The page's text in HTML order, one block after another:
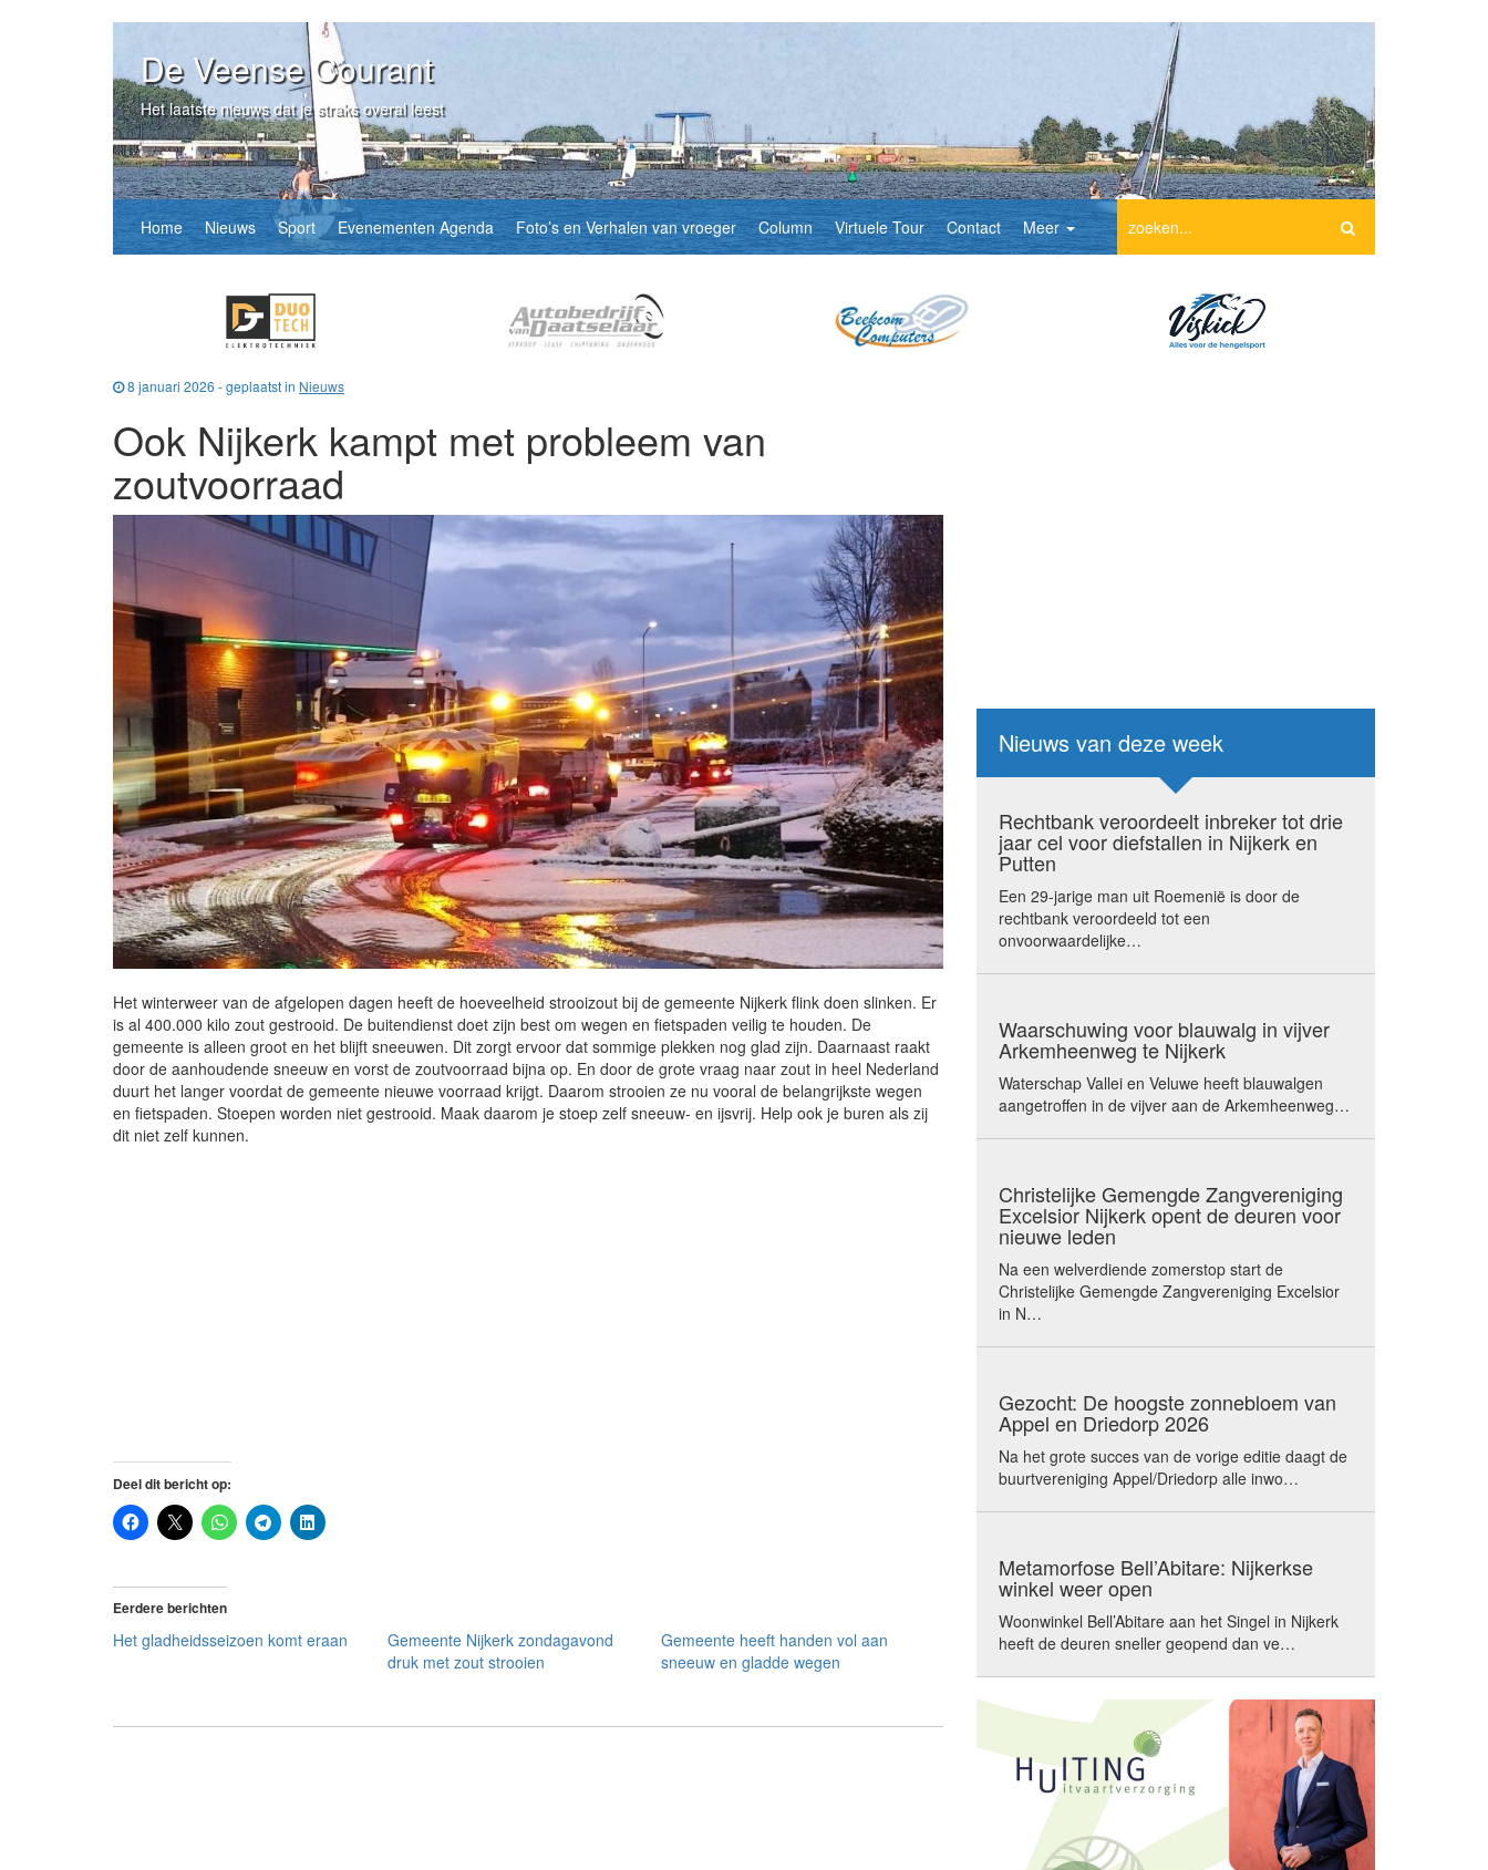
De Veense Courant
Het laatste nieuws dat je straks overal leest
Home Nieuws Sport Evenementen Agenda Foto’s en Verhalen van vroeger Column Virtuele Tour Contact Meer
8 januari 2026 - geplaatst in Nieuws
Ook Nijkerk kampt met probleem van
zoutvoorraad
Het winterweer van de afgelopen dagen heeft de hoeveelheid strooizout bij de gemeente Nijkerk flink doen slinken. Er
is al 400.000 kilo zout gestrooid. De buitendienst doet zijn best om wegen en fietspaden veilig te houden. De
gemeente is alleen groot en het blijft sneeuwen. Dit zorgt ervoor dat sommige plekken nog glad zijn. Daarnaast raakt
door de aanhoudende sneeuw en vorst de zoutvoorraad bijna op. En door de grote vraag naar zout in heel Nederland
duurt het langer voordat de gemeente nieuwe voorraad krijgt. Daarom strooien ze nu vooral de belangrijkste wegen
en fietspaden. Stoepen worden niet gestrooid. Maak daarom je stoep zelf sneeuw- en ijsvrij. Help ook je buren als zij
dit niet zelf kunnen.
Deel dit bericht op:
Eerdere berichten
Het gladheidsseizoen komt eraan
Gemeente Nijkerk zondagavond
druk met zout strooien
Gemeente heeft handen vol aan
sneeuw en gladde wegen
Nieuws van deze week
Rechtbank veroordeelt inbreker tot drie
jaar cel voor diefstallen in Nijkerk en
Putten
Een 29-jarige man uit Roemenië is door de
rechtbank veroordeeld tot een
onvoorwaardelijke…
Waarschuwing voor blauwalg in vijver
Arkemheenweg te Nijkerk
Waterschap Vallei en Veluwe heeft blauwalgen
aangetroffen in de vijver aan de Arkemheenweg…
Christelijke Gemengde Zangvereniging
Excelsior Nijkerk opent de deuren voor
nieuwe leden
Na een welverdiende zomerstop start de
Christelijke Gemengde Zangvereniging Excelsior
in N…
Gezocht: De hoogste zonnebloem van
Appel en Driedorp 2026
Na het grote succes van de vorige editie daagt de
buurtvereniging Appel/Driedorp alle inwo…
Metamorfose Bell’Abitare: Nijkerkse
winkel weer open
Woonwinkel Bell’Abitare aan het Singel in Nijkerk
heeft de deuren sneller geopend dan ve…